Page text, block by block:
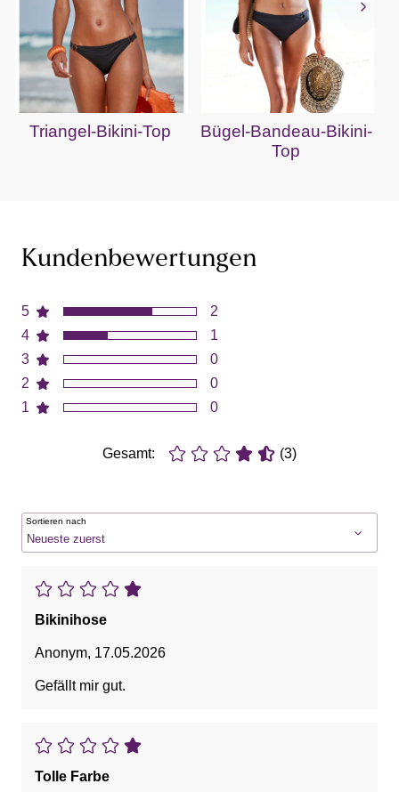
Triangel-Bikini-Top
Bügel-Bandeau-Bikini-
Top
Kundenbewertungen
5
4
3
2
1
2
1
0
0
0
Gesamt: (3)
Sortieren nach
Bikinihose
Anonym, 17.05.2026
Gefällt mir gut.
Tolle Farbe